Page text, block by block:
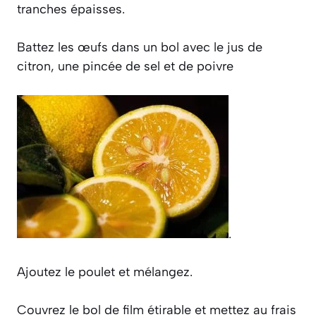
tranches épaisses.
Battez les œufs dans un bol avec le jus de
citron, une pincée de sel et de poivre
.
Ajoutez le poulet et mélangez.
Couvrez le bol de film étirable et mettez au frais